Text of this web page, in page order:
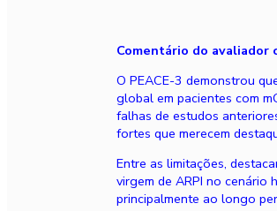
Comentário do avaliador
O PEACE-3 demonstrou
global em pacientes com
falhas de estudos
fortes que merecem
Entre as limitações,
virgem de ARPI no cenário
principalmente ao longo